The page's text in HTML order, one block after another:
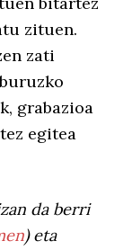
zituen.
zati
grabazioa
egitea
da berri
) eta